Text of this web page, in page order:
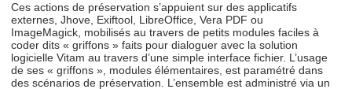
Ces actions de préservation s’appuient sur des applicatifs
externes, Jhove, Exiftool, LibreOffice, Vera PDF ou
ImageMagick, mobilisés au travers de petits modules faciles à
coder dits « griffons » faits pour dialoguer avec la solution
logicielle Vitam au travers d’une simple interface fichier. L’usage
de ses « griffons », modules élémentaires, est paramétré dans
des scénarios de préservation. L’ensemble est administré via un